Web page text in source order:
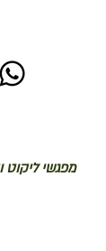
מפגשי ליקוט